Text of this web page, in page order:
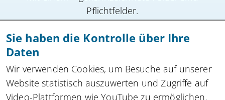
Pflichtfelder.
Anmeldung absenden
Zu allen Newslettern
Sie haben die Kontrolle über Ihre
Daten
Wir verwenden Cookies, um Besuche auf unserer
Website statistisch auszuwerten und Zugriffe auf
Video-Plattformen wie YouTube zu ermöglichen.